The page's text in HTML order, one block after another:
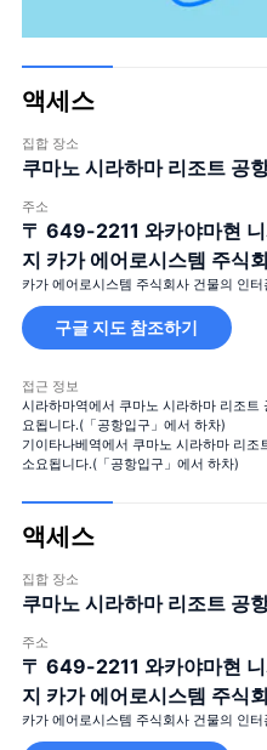
액세스
집합 장소
쿠마노 시라하마 리조트 공
주소
〒 649-2211 와카야마현
지 카가 에어로시스템 주식
카가 에어로시스템 주식회사 건물의 인
구글 지도 참조하기
접근 정보
시라하마역에서 쿠마노 시라하마 리조
요됩니다.(「공항입구」에서 하차)
기이타나베역에서 쿠마노 시라하마 리
소요됩니다.(「공항입구」에서 하차)
액세스
집합 장소
쿠마노 시라하마 리조트 공
주소
〒 649-2211 와카야마현
지 카가 에어로시스템 주식
카가 에어로시스템 주식회사 건물의 인